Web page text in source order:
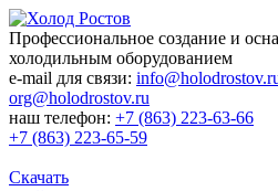
Профессиональное создание и
холодильным оборудованием
e-mail для связи:
org@holodrostov.ru
наш телефон: +7 (863) 223-63-66
+7 (863) 223-65-59
Скачать